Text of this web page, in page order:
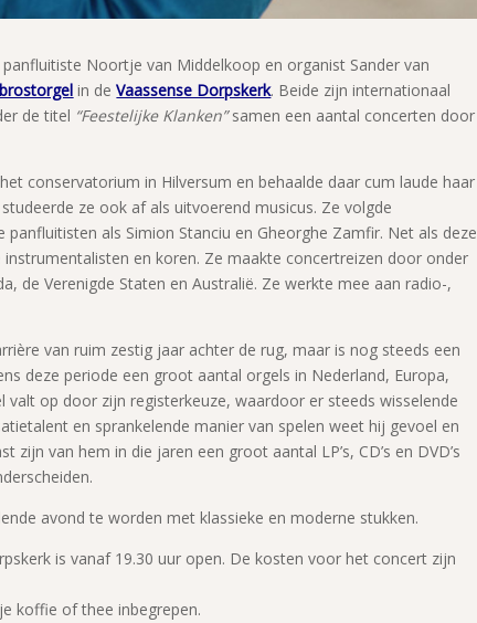
Noortje van Middelkoop en organist Sander van
in deVaassense Dorpskerk. Beide zijn internationaal
de titel “Feestelijke Klanken”samen een aantal concerten door
conservatorium in Hilversum en behaalde daar cum laude haar
ze ook af als uitvoerend musicus. Ze volgde
als Simion Stanciu en Gheorghe Zamfir. Net als deze
en koren. Ze maakte concertreizen door onder
de Verenigde Staten en Australië. Ze werkte mee aan radio-,
van ruim zestig jaar achter de rug, maar is nog steeds een
deze periode een groot aantal orgels in Nederland, Europa,
valt op door zijn registerkeuze, waardoor er steeds wisselende
en sprankelende manier van spelen weet hij gevoel en
zijn van hem in die jaren een groot aantal LP’s, CD’s en DVD’s
avond te worden met klassieke en moderne stukken.
is vanaf 19.30 uur open. De kosten voor het concert zijn
koffie of thee inbegrepen.